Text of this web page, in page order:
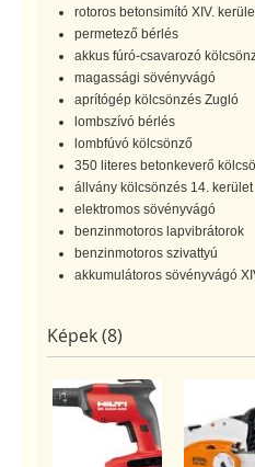
rotoros betonsimító XIV.
permetező bérlés
akkus fúró-csavarozó
magassági sövényvágó
aprítógép kölcsönzés Zugló
lombszívó bérlés
lombfúvó kölcsönző
350 literes betonkeverő
állvány kölcsönzés 14. kerület
elektromos sövényvágó
benzinmotoros lapvibrátorok
benzinmotoros szivattyú
akkumulátoros sövényvágó
Képek (8)